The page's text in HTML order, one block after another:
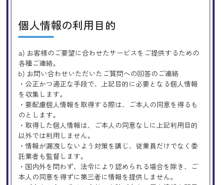
個人情報の利用目的
a) お客様のご要望に合わせたサービスをご提供するための
各種ご連絡。
b) お問い合わせいただいたご質問への回答のご連絡
・公正かつ適正な手段で、上記目的に必要となる個人情報
を収集します。
・要配慮個人情報を取得する際は、ご本人の同意を得るも
のとします。
・取得した個人情報は、ご本人の同意なしに上記利用目的
以外では利用しません。
・情報が漏洩しないよう対策を講じ、従業員だけでなく委
託業者も監督します。
・国内外を問わず、法令により認められる場合を除き、ご
本人の同意を得ずに第三者に情報を提供しません。